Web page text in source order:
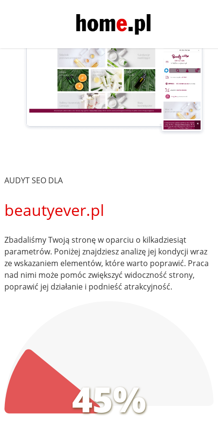
AUDYT SEO DLA
beautyever.pl
Zbadaliśmy Twoją stronę w oparciu o kilkadziesiąt
parametrów. Poniżej znajdziesz analizę jej kondycji wraz
ze wskazaniem elementów, które warto poprawić. Praca
nad nimi może pomóc zwiększyć widoczność strony,
poprawić jej działanie i podnieść atrakcyjność.
45%